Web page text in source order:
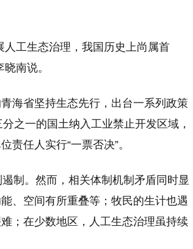
工生态治理，我国历史上尚属首
南说。
海省坚持生态先行，出台一系列政策
之一的国土纳入工业禁止开发区域，
任人实行“一票否决”。
制。然而，相关体制机制矛盾同时显
、空间有所重叠等；牧民的生计也遇
；在少数地区，人工生态治理虽持续